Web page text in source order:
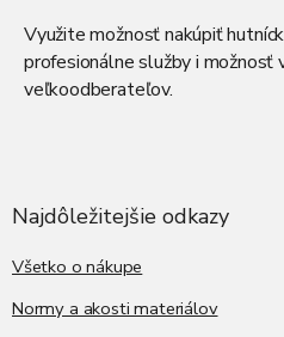
p
i
Využite možnosť nakúpiť
profesionálne služby i možnosť
veľkoodberateľov.
Najdôležitejšie odkazy
Všetko o nákupe
Normy a akosti materiálov